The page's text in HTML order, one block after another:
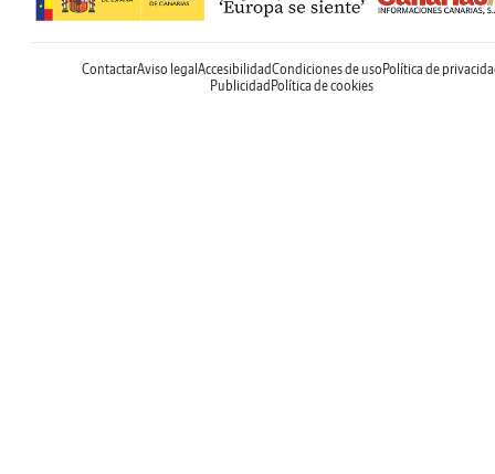
ContactarAviso legal AccesibilidadCondiciones de uso Política de
Publicidad Política de cookies